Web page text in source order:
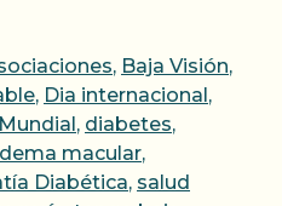
, Baja Visión,
, Dia internacional,
, diabetes,
macular,
Diabética, salud